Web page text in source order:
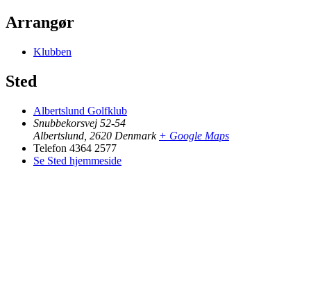
Arrangør
Klubben
Sted
Albertslund Golfklub
Snubbekorsvej 52-54
Albertslund 2620 Denmark + Google Maps
Telefon 4364 2577
Se Sted hjemmeside